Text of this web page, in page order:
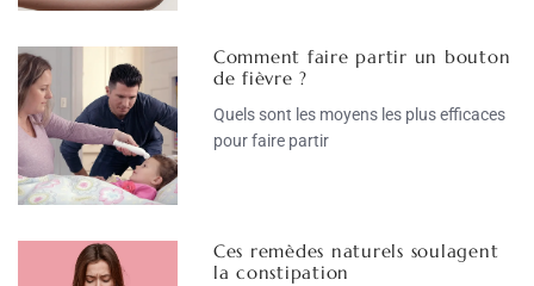
Comment faire partir un bouton
de fièvre ?
Quels sont les moyens les plus efficaces
pour faire partir
Ces remèdes naturels soulagent
la constipation